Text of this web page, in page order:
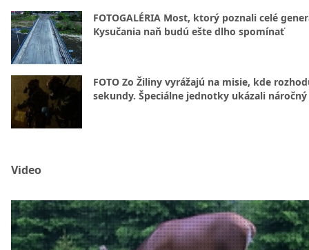
FOTOGALÉRIA Most, ktorý poznali celé
Kysučania naň budú ešte dlho spomínať
FOTO Zo Žiliny vyrážajú na misie, kde
sekundy. Špeciálne jednotky ukázali
Video